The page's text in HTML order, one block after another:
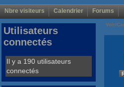
Nbre visiteurs Calendrier Forums
Voir/
Utilisateurs
connectés
Il y a 190 utilisateurs
connectés